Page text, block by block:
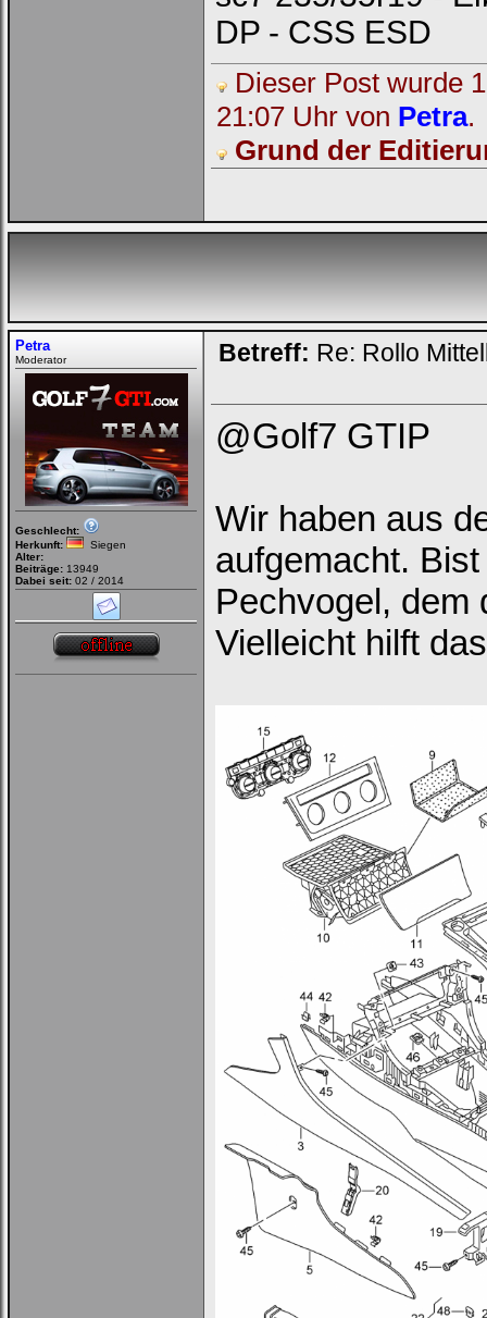
Bei jedem Besuch
automatisch einloggen.
Onlinestatus verstecken.
DP - CSS ESD
Dieser Post wurde
21:07 Uhr von Petra.
Grund der
Petra
Moderator
Geschlecht:
Herkunft:
Siegen
Alter:
Beiträge: 13949
Dabei seit: 02 / 2014
Betreff: Re: Rollo
@Golf7 GTIP
Wir haben aus
aufgemacht.
Pechvogel,
Vielleicht hilft